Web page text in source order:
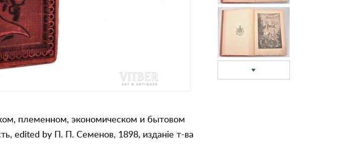
племенном, экономическом и бытовом
edited by П. П. Семенов, 1898, изданiе т-ва